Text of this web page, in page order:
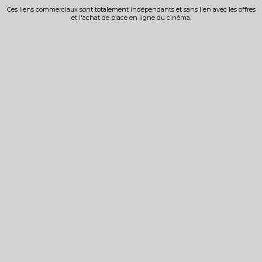
Ces liens commerciaux sont totalement indépendants et sans lien avec les offres
et l'achat de place en ligne du cinéma.